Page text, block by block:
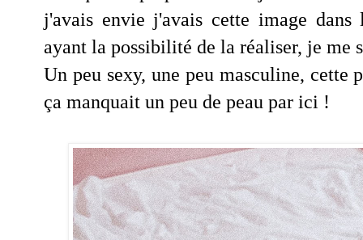
j'avais envie j'avais cette image
ayant la possibilité de la réaliser, je me
Un peu sexy, une peu masculine, cette
ça manquait un peu de peau par ici !